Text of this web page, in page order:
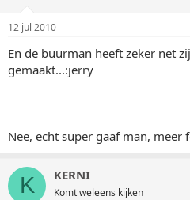
12 jul 2010
En de buurman heeft zeker net
gemaakt...:jerry
Nee, echt super gaaf man, meer
K KERNI
Komt weleens kijken